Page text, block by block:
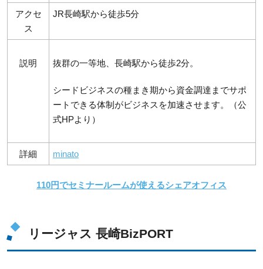
アクセ
ス
JR長崎駅から徒歩5分
説明 抜群の一等地、長崎駅から徒歩2分。
シードビジネスの種まき期から資金調達までサポ
ートできる体制がビジネスを加速させます。（公
式HPより）
詳細 minato
110円でセミナールームが使えるシェアオフィス
リージャス 長崎BizPORT